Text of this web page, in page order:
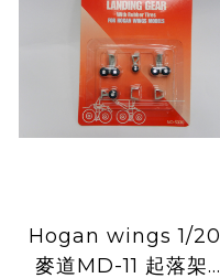
Hogan wings 1/200
麥道MD-11 起落架機